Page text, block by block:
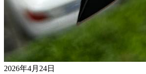
2026年4月24日